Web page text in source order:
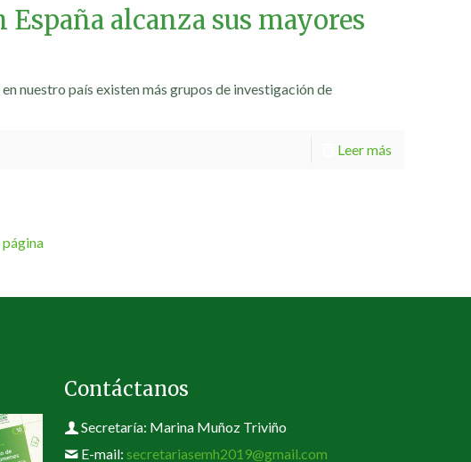
alcanza sus mayores
nuestro país existen más grupos de investigación de
Leer más
Contáctanos
Secretaría: Marina Muñoz Triviño
E-mail: secretariasemh2019@gmail.com